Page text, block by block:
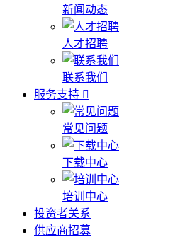
新闻动态
人才招聘
联系我们
服务支持
常见问题
下载中心
培训中心
投资者关系
供应商招募